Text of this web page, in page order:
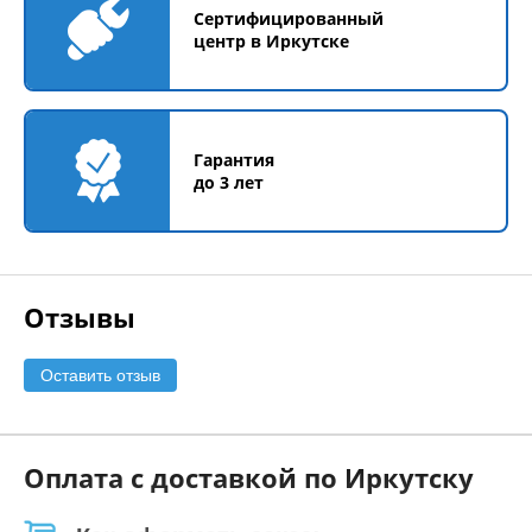
Сертифицированный
центр в Иркутске
Гарантия
до 3 лет
Отзывы
Оставить отзыв
Оплата с доставкой по Иркутску